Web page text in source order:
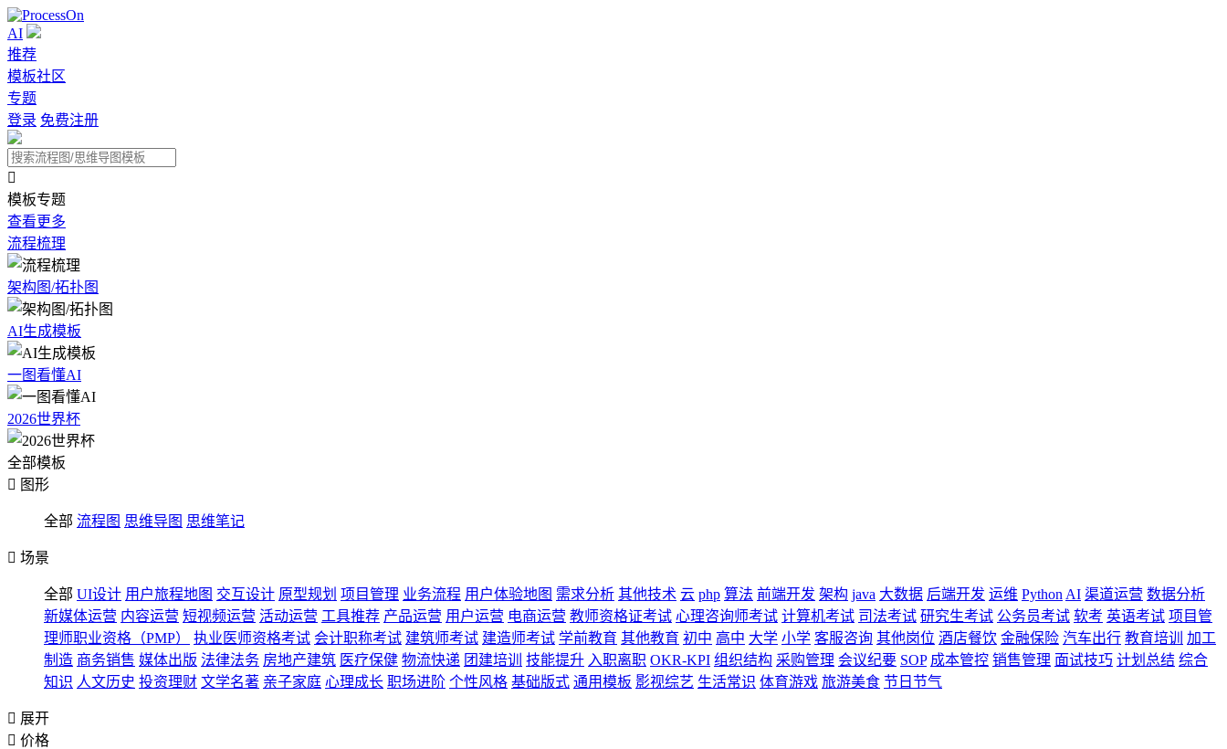
AI
推荐
模板社区
专题
登录 免费注册

模板专题
查看更多
流程梳理
架构图/拓扑图
AI生成模板
一图看懂AI
2026世界杯
全部模板
 图形
全部 流程图 思维导图 思维笔记
 场景
全部 UI设计 用户旅程地图 交互设计 原型规划 项目管理 业务流程 用户体验地图 需求分析 其他技术 云 php 算法 前端开发 架构 java 大数据 后端开发 运维 Python AI 渠道运营 数据分析
新媒体运营 内容运营 短视频运营 活动运营 工具推荐 产品运营 用户运营 电商运营 教师资格证考试 心理咨询师考试 计算机考试 司法考试 研究生考试 公务员考试 软考 英语考试 项目管
理师职业资格（PMP）
执业医师资格考试 会计职称考试 建筑师考试 建造师考试 学前教育 其他教育 初中 高中 大学 小学 客服咨询 其他岗位 酒店餐饮 金融保险 汽车出行 教育培训
加工
制造 商务销售 媒体出版 法律法务 房地产建筑 医疗保健 物流快递 团建培训 技能提升 入职离职 OKR-KPI 组织结构 采购管理 会议纪要 SOP 成本管控 销售管理 面试技巧 计划总结 综合
知识 人文历史 投资理财 文学名著 亲子家庭 心理成长 职场进阶 个性风格 基础版式 通用模板 影视综艺 生活常识 体育游戏 旅游美食 节日节气
 展开
 价格